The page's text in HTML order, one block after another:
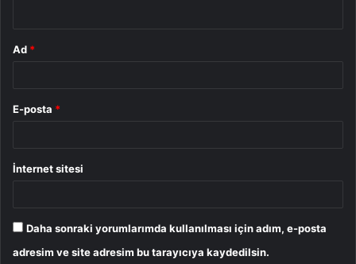
Ad *
E-posta *
İnternet sitesi
Daha sonraki yorumlarımda kullanılması için adım, e-posta
adresim ve site adresim bu tarayıcıya kaydedilsin.